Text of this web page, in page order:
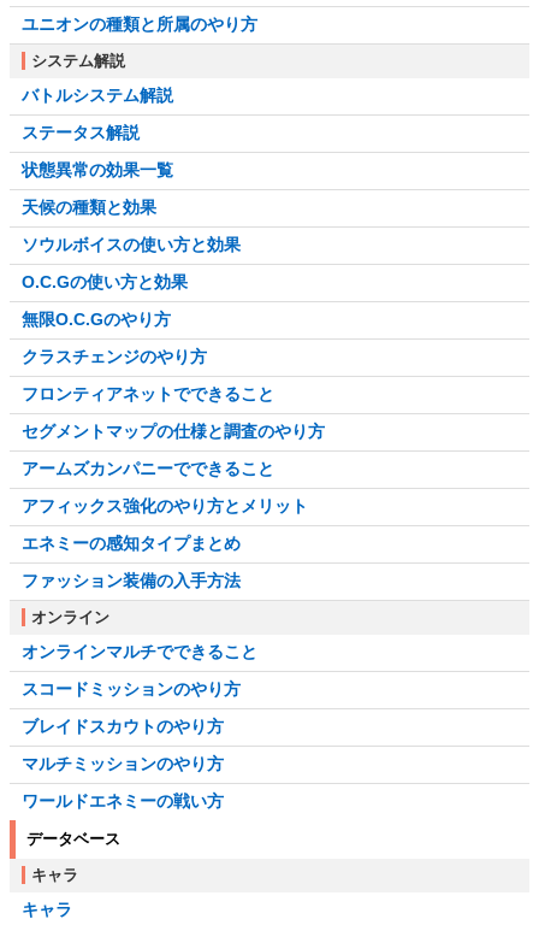
ユニオンの種類と所属のやり方
システム解説
バトルシステム解説
ステータス解説
状態異常の効果一覧
天候の種類と効果
ソウルボイスの使い方と効果
O.C.Gの使い方と効果
無限O.C.Gのやり方
クラスチェンジのやり方
フロンティアネットでできること
セグメントマップの仕様と調査のやり方
アームズカンパニーでできること
アフィックス強化のやり方とメリット
エネミーの感知タイプまとめ
ファッション装備の入手方法
オンライン
オンラインマルチでできること
スコードミッションのやり方
ブレイドスカウトのやり方
マルチミッションのやり方
ワールドエネミーの戦い方
データベース
キャラ
キャラ